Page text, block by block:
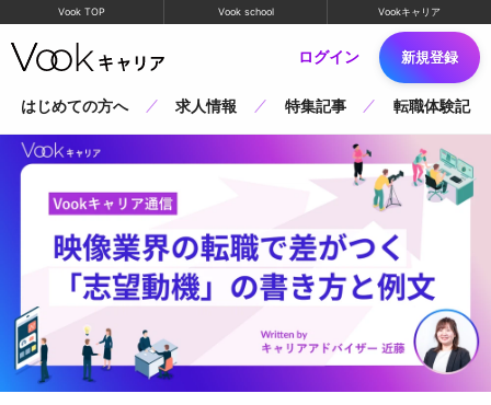
Vook TOP Vook school Vookキャリア
ログイン 新規登録
はじめての方へ 求人情報 特集記事 転職体験記